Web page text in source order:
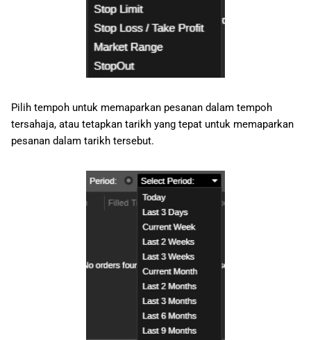
Pilih tempoh untuk memaparkan pesanan dalam tempoh
tersahaja, atau tetapkan tarikh yang tepat untuk memaparkan
pesanan dalam tarikh tersebut.